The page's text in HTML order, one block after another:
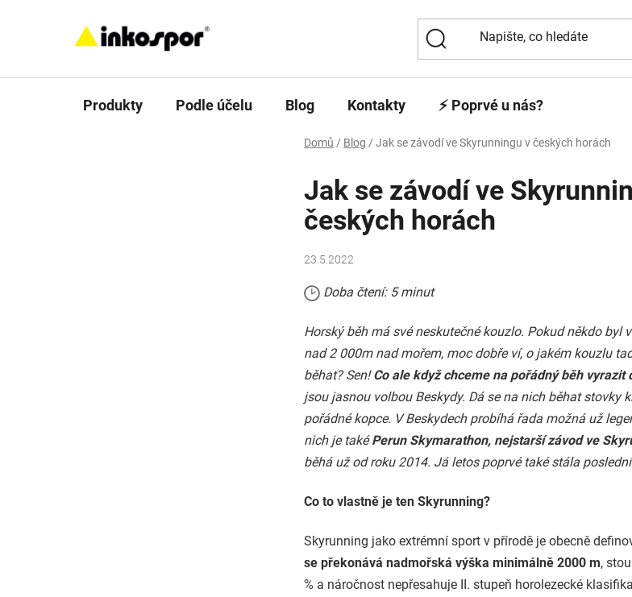
Produkty Podle účelu Blog Kontakty ⚡️ Poprvé u nás?
Domů / Blog / Jak se závodí ve Skyrunningu v českých horách
Jak se závodí ve
českých horách
23.5.2022
Doba čtení: 5 minut
Horský běh má své neskutečné kouzlo. Pokud někdo byl
nad 2 000m nad mořem, moc dobře ví, o jakém kouzlu
běhat? Sen!Co ale když chceme na pořádný běh vyrazit
jsou jasnou volbou Beskydy. Dá se na nich běhat stovky
pořádné kopce. V Beskydech probíhá řada možná už
nich je takéPerun Skymarathon, nejstarší závod ve
běhá už od roku 2014. Já letos poprvé také stála
Co to vlastně je ten Skyrunning?
Skyrunning jako extrémní sport v přírodě je obecně
se překonává nadmořská výška minimálně 2000 m,
% a náročnost nepřesahuje II. stupeň horolezecké